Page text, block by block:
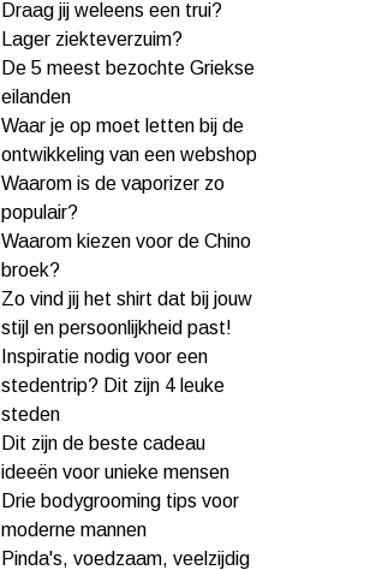
Draag jij weleens een trui?
Lager ziekteverzuim?
De 5 meest bezochte Griekse
eilanden
Waar je op moet letten bij de
ontwikkeling van een webshop
Waarom is de vaporizer zo
populair?
Waarom kiezen voor de Chino
broek?
Zo vind jij het shirt dat bij jouw
stijl en persoonlijkheid past!
Inspiratie nodig voor een
stedentrip? Dit zijn 4 leuke
steden
Dit zijn de beste cadeau
ideeën voor unieke mensen
Drie bodygrooming tips voor
moderne mannen
Pinda's, voedzaam, veelzijdig